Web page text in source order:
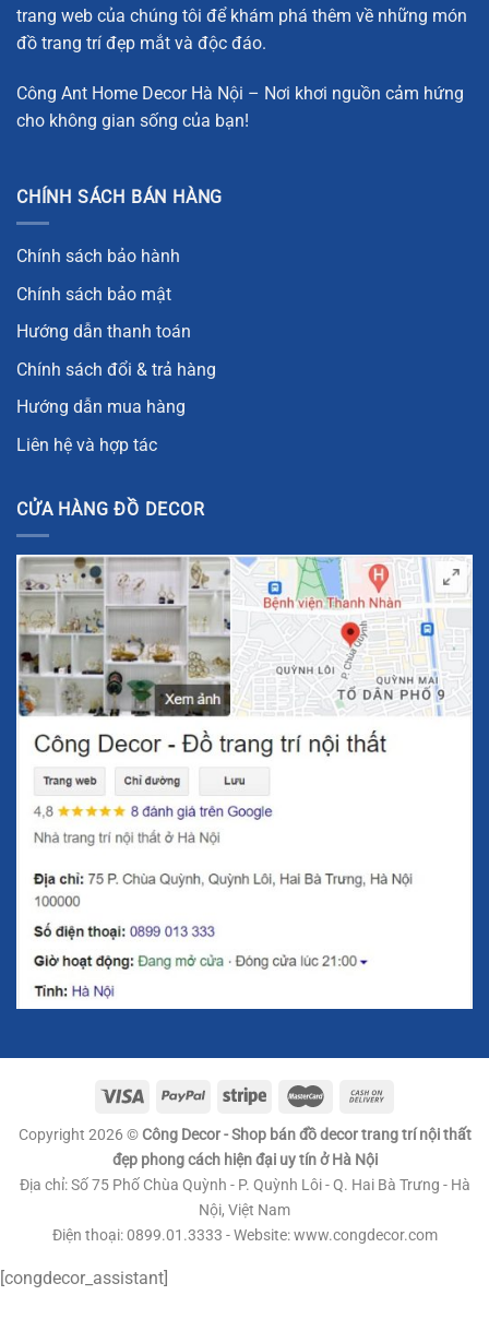
trang web của chúng tôi để khám phá thêm về những món
đồ trang trí đẹp mắt và độc đáo.
Công Ant Home Decor Hà Nội – Nơi khơi nguồn cảm hứng
cho không gian sống của bạn!
CHÍNH SÁCH BÁN HÀNG
Chính sách bảo hành
Chính sách bảo mật
Hướng dẫn thanh toán
Chính sách đổi & trả hàng
Hướng dẫn mua hàng
Liên hệ và hợp tác
CỬA HÀNG ĐỒ DECOR
Copyright 2026 © Công Decor - Shop bán đồ decor trang trí nội thất
đẹp phong cách hiện đại uy tín ở Hà Nội
Địa chỉ: Số 75 Phố Chùa Quỳnh - P. Quỳnh Lôi - Q. Hai Bà Trưng - Hà
Nội, Việt Nam
Điện thoại: 0899.01.3333 - Website: www.congdecor.com
[congdecor_assistant]